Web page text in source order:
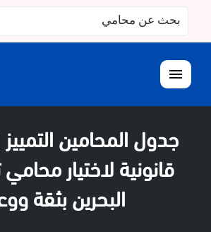
البحث
عن:
القائمة
قانونية لاختيار
البحرين بثقة